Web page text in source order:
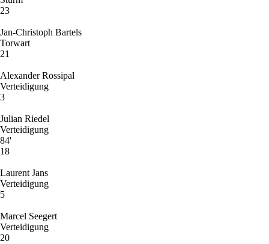
23
Jan-Christoph Bartels
Torwart
21
Alexander Rossipal
Verteidigung
3
Julian Riedel
Verteidigung
84'
18
Laurent Jans
Verteidigung
5
Marcel Seegert
Verteidigung
20